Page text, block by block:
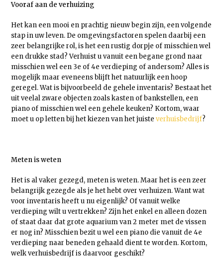
Vooraf aan de verhuizing
Het kan een mooi en prachtig nieuw begin zijn, een volgende
stap in uw leven. De omgevingsfactoren spelen daarbij een
zeer belangrijke rol, is het een rustig dorpje of misschien wel
een drukke stad? Verhuist u vanuit een begane grond naar
misschien wel een 3e of 4e verdieping of andersom? Alles is
mogelijk maar eveneens blijft het natuurlijk een hoop
geregel. Wat is bijvoorbeeld de gehele inventaris? Bestaat het
uit veelal zware objecten zoals kasten of bankstellen, een
piano of misschien wel een gehele keuken? Kortom, waar
moet u op letten bij het kiezen van het juisteverhuisbedrijf?
Meten is weten
Het is al vaker gezegd, meten is weten. Maar het is een zeer
belangrijk gezegde als je het hebt over verhuizen. Want wat
voor inventaris heeft u nu eigenlijk? Of vanuit welke
verdieping wilt u vertrekken? Zijn het enkel en alleen dozen
of staat daar dat grote aquarium van 2 meter met de vissen
er nog in? Misschien bezit u wel een piano die vanuit de 4e
verdieping naar beneden gehaald dient te worden. Kortom,
welk verhuisbedrijf is daarvoor geschikt?